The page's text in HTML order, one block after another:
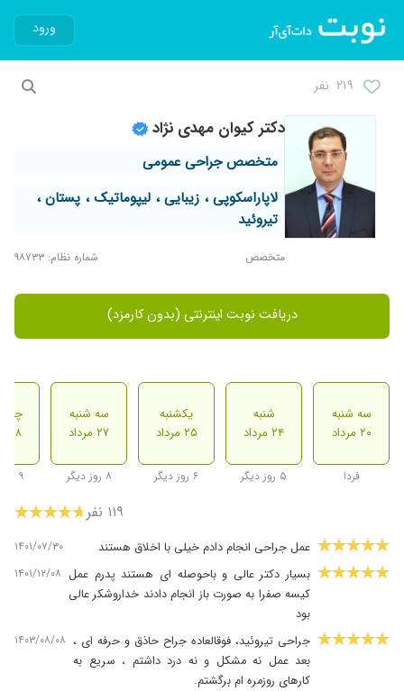
ورود
۲۱۹ نفر
دکتر کیوان مهدی نژاد
متخصص جراحی عمومی
لاپاراسکوپی ، زیبایی ، لیپوماتیک ، پستان ،
تیروئید
متخصص شماره نظام: ۹۸۷۳۳
دریافت نوبت اینترنتی (بدون کارمزد)
سه شنبه
۲۰ مرداد
فردا
شنبه
۲۴ مرداد
۵ روز دیگر
یکشنبه
۲۵ مرداد
۶ روز دیگر
سه شنبه
۲۷ مرداد
۸ روز دیگر
۲۸ مرداد
۹ روز دیگر
۱۱۹ نفر
عمل جراحی انجام دادم خیلی با اخلاق هستند ۱۴۰۱/۰۷/۳۰
بسیار دکتر عالی و باحوصله ای هستند پدرم عمل
کیسه صفرا به صورت باز انجام دادند خداروشکر عالی
بود
۱۴۰۱/۱۲/۰۸
جراحی تیروئید، فوقالعاده جراح حاذق و حرفه ای ،
بعد عمل نه مشکل و نه درد داشتم ، سریع به
کارهای روزمره ام برگشتم.
۱۴۰۳/۰۸/۰۸